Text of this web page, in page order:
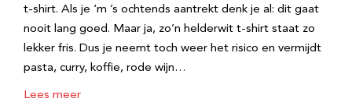
t-shirt. Als je ‘m ’s ochtends aantrekt denk je al: dit gaat
nooit lang goed. Maar ja, zo’n helderwit t-shirt staat zo
lekker fris. Dus je neemt toch weer het risico en vermijdt
pasta, curry, koffie, rode wijn…
Lees meer